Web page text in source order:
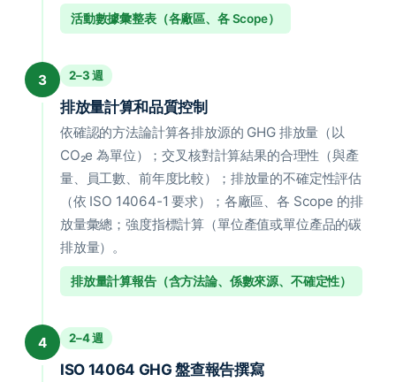
活動數據彙整表（各廠區、各 Scope）
3 2–3 週
排放量計算和品質控制
依確認的方法論計算各排放源的 GHG 排放量（以
CO₂e 為單位）；交叉核對計算結果的合理性（與產
量、員工數、前年度比較）；排放量的不確定性評估
（依 ISO 14064-1 要求）；各廠區、各 Scope 的排
放量彙總；強度指標計算（單位產值或單位產品的碳
排放量）。
排放量計算報告（含方法論、係數來源、不確定性）
4 2–4 週
ISO 14064 GHG 盤查報告撰寫